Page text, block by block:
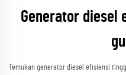
Generator diesel
Temukan generator diesel efisiensi